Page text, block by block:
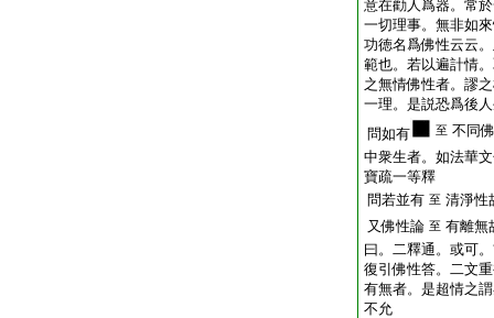
意在勸人爲器。常
一切理事。無非如
功徳名爲佛性云云
範也。若以遍計情
之無情佛性者。謬
一理。是説恐爲後
問如有
至 不同
中衆生者。如法華
寶疏一等釋
問若並有 至 清淨
又佛性論 至 有離
曰。二釋通。或可
復引佛性答。二文
有無者。是超情之
不允